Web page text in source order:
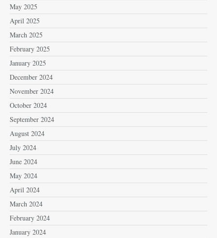
May 2025
April 2025
March 2025
February 2025
January 2025
December 2024
November 2024
October 2024
September 2024
August 2024
July 2024
June 2024
May 2024
April 2024
March 2024
February 2024
January 2024